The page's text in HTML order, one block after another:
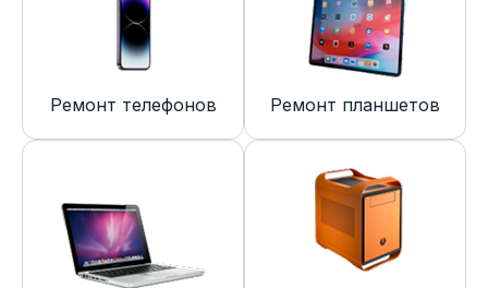
Ремонт телефонов Ремонт планшетов